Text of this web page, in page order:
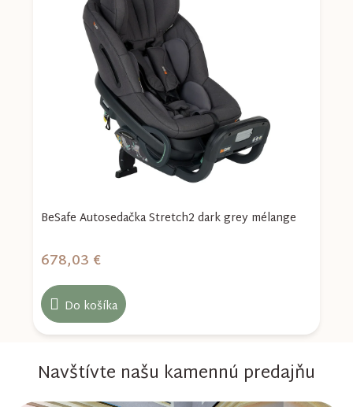
BeSafe Autosedačka Stretch2 dark grey mélange
678,03 €
Do košíka
Navštívte našu kamennú predajňu